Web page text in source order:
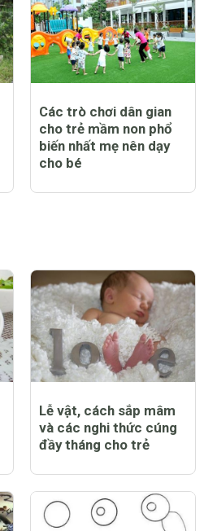
Các trò chơi dân gian
cho trẻ mầm non phổ
biến nhất mẹ nên dạy
cho bé
Lễ vật, cách sắp mâm
và các nghi thức cúng
đầy tháng cho trẻ